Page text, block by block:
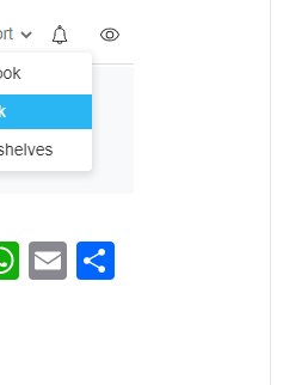
WhatsApp
Email